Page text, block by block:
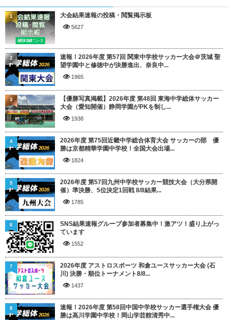
大会結果速報の投稿・閲覧掲示板
5627
1
速報！2026年度 第57回 関東中学校サッカー大会＠茨城 聖
望学園中と修徳中が決勝進出、奈良中...
1965
2
【優勝写真掲載】2026年度 第48回 東海中学総体サッカー
大会（愛知開催）静岡学園がPKを制し...
1938
3
2026年度 第75回近畿中学総合体育大会 サッカーの部 優
勝は京都精華学園中学校！全国大会出場...
1824
4
2026年度 第57回九州中学校サッカー競技大会（大分県開
催）準決勝、5位決定1回戦 8/8結果...
1785
5
SNS結果速報グループ参加者募集中！激アツ！盛り上がっ
ています
1552
6
2026年度 アストロスポーツ 和倉ユースサッカー大会 (石
川) 決勝・順位トーナメント8/8...
1437
7
速報！2026年度 第58回中国中学校サッカー選手権大会 優
勝は高川学園中学校！岡山学芸館清秀中...
8